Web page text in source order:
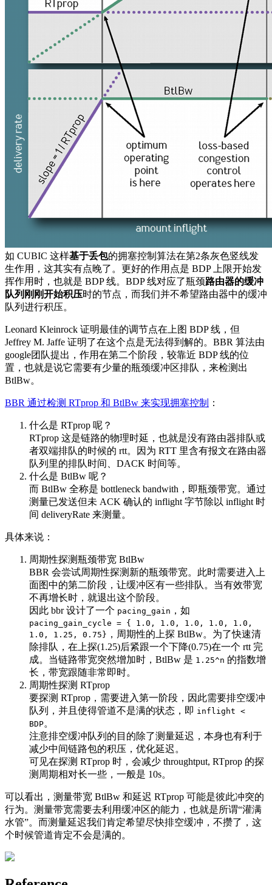
如 CUBIC 这样基于丢包的拥塞控制算法在第2条灰色竖线发
生作用，这其实有点晚了。更好的作用点是 BDP 上限开始发
挥作用时，也就是 BDP 线。BDP 线对应了瓶颈路由器的缓冲
队列刚刚开始积压时的节点，而我们并不希望路由器中的缓冲
队列进行积压。
Leonard Kleinrock 证明最佳的调节点在上图 BDP 线，但
Jeffrey M. Jaffe 证明了在这个点是无法得到解的。BBR 算法由
google团队提出，作用在第二个阶段，较靠近 BDP 线的位
置，也就是说它需要有少量的瓶颈缓冲区排队，来检测出
BtlBw。
BBR 通过检测 RTprop 和 BtlBw 来实现拥塞控制 ：
什么是 RTprop 呢？
RTprop 这是链路的物理时延，也就是没有路由器排队或
者双端排队的时候的 rtt。因为 RTT 里含有报文在路由器
队列里的排队时间、DACK 时间等。
什么是 BtlBw 呢？
而 BtlBw 全称是 bottleneck bandwith，即瓶颈带宽。通过
测量已发送但未 ACK 确认的 inflight 字节除以 inflight 时
间 deliveryRate 来测量。
具体来说：
周期性探测瓶颈带宽 BtlBw
BBR 会尝试周期性探测新的瓶颈带宽。此时需要进入上
面图中的第二阶段，让缓冲区有一些排队。当有效带宽
不再增长时，就退出这个阶段。
因此 bbr 设计了一个 pacing_gain ，如
pacing_gain_cycle = { 1.0, 1.0, 1.0, 1.0, 1.0,
1.0, 1.25, 0.75} ，周期性的上探 BtlBw。为了快速清
除排队，在上探(1.25)后紧跟一个下降(0.75)在一个 rtt 完
成。当链路带宽突然增加时，BtlBw 是 1.25^n 的指数增
长，带宽跟随非常即时。
周期性探测 RTprop
要探测 RTprop，需要进入第一阶段，因此需要排空缓冲
队列，并且使得管道不是满的状态，即 inflight <
BDP。
注意排空缓冲队列的目的除了测量延迟，本身也有利于
减少中间链路包的积压，优化延迟。
可见在探测 RTprop 时，会减少 throughtput, RTprop 的探
测周期相对长一些，一般是 10s。
可以看出，测量带宽 BtlBw 和延迟 RTprop 可能是彼此冲突的
行为。测量带宽需要去利用缓冲区的能力，也就是所谓“灌满
水管”。而测量延迟我们肯定希望尽快排空缓冲，不攒了，这
个时候管道肯定不会是满的。